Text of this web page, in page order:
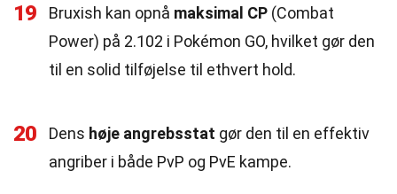
19 Bruxish kan opnå maksimal CP (Combat
Power) på 2.102 i Pokémon GO, hvilket gør den
til en solid tilføjelse til ethvert hold.
20 Dens høje angrebsstat gør den til en effektiv
angriber i både PvP og PvE kampe.